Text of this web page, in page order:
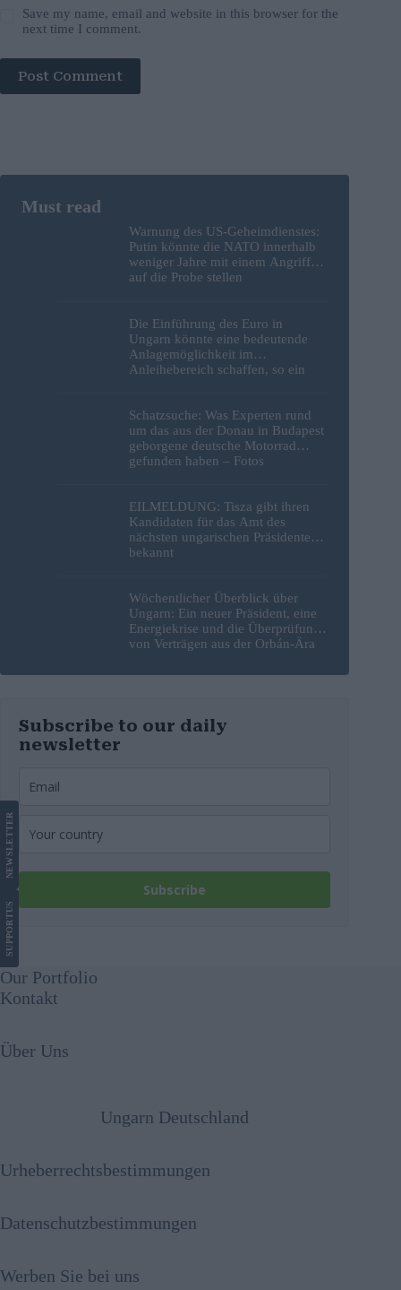
Save my name, email and website in this browser for the
next time I comment.
Post Comment
Warnung des US-Geheimdienstes:
Putin könnte die NATO innerhalb
weniger Jahre mit einem Angriff
auf die Probe stellen
Die Einführung des Euro in
Ungarn könnte eine bedeutende
Anlagemöglichkeit im
Anleihebereich schaffen, so ein
Schatzsuche: Was Experten rund
um das aus der Donau in Budapest
geborgene deutsche Motorrad
gefunden haben – Fotos
EILMELDUNG: Tisza gibt ihren
Kandidaten für das Amt des
nächsten ungarischen Präsidenten
bekannt
Wöchentlicher Überblick über
Ungarn: Ein neuer Präsident, eine
Energiekrise und die Überprüfung
von Verträgen aus der Orbán-Ära
Subscribe to our daily
newsletter
Subscribe
SUPPORT
US
NEWS
LETTER
Our Portfolio
Kontakt
Über Uns
Ungarn Deutschland
Urheberrechtsbestimmungen
Datenschutzbestimmungen
Werben Sie bei uns